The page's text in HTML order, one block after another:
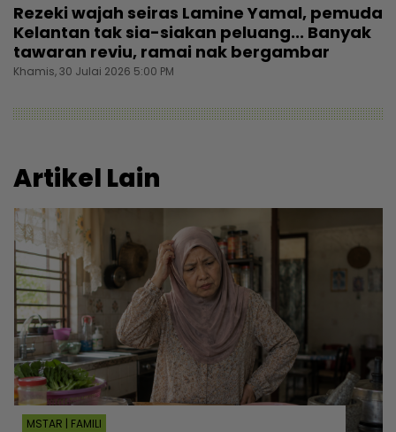
Rezeki wajah seiras Lamine Yamal, pemuda
Kelantan tak sia-siakan peluang... Banyak
tawaran reviu, ramai nak bergambar
Khamis, 30 Julai 2026 5:00 PM
Artikel Lain
MSTAR | FAMILI